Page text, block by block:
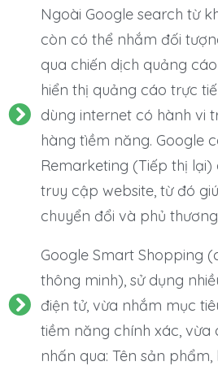
Ngoài Google search từ
còn có thể nhắm đối
qua chiến dịch quảng
hiển thị quảng cáo trực
dùng internet có hành vi
hàng tìềm năng. Google
Remarketing (Tiếp thị
truy cập website, từ đó
chuyển đổi và phủ thương
Google Smart Shopping
thông minh), sử dụng
điện tử, vừa nhắm mục
tiềm năng chính xác, vừa
nhấn qua: Tên sản